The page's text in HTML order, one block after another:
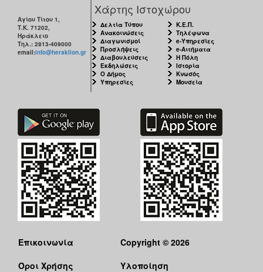
Αγίου Τίτου 1,
Τ.Κ. 71202,
Ηράκλειο
Τηλ.: 2813-409000
email:info@heraklion.gr
Χάρτης Ιστοχώρου
Δελτία Τύπου
Ανακοινώσεις
Διαγωνισμοί
Προσλήψεις
Διαβουλεύσεις
Εκδηλώσεις
Ο Δήμος
Υπηρεσίες
Κ.Ε.Π.
Τηλέφωνα
e-Υπηρεσίες
e-Αιτήματα
Η Πόλη
Ιστορία
Κνωσός
Μουσεία
Επικοινωνία
Όροι Χρήσης
Copyright © 2026
Υλοποίηση